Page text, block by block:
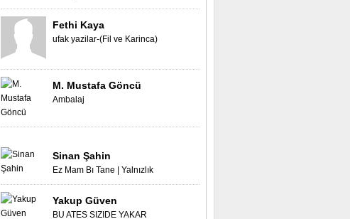
genç yazar ödülünü aldı.
Camiisine Ziyaret
Kemal Güçlü ve Yusuf
Koşmaz TRT6'da
Iftarda Omarolu aile TRT6'yi
Fethi Kaya
ufak yazilar-(Fil ve Karinca)
M. Mustafa Göncü
Ambalaj
Sinan Şahin
Ez Mam Bı Tane | Yalnızlık
Yakup Güven
BU ATES SIZIDE YAKAR